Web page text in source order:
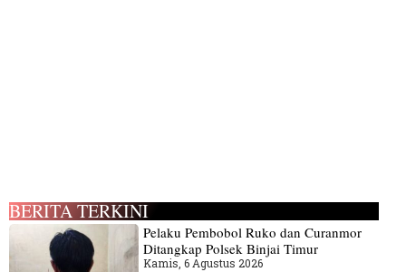
BERITA TERKINI
Pelaku Pembobol Ruko dan Curanmor
Ditangkap Polsek Binjai Timur
Kamis, 6 Agustus 2026